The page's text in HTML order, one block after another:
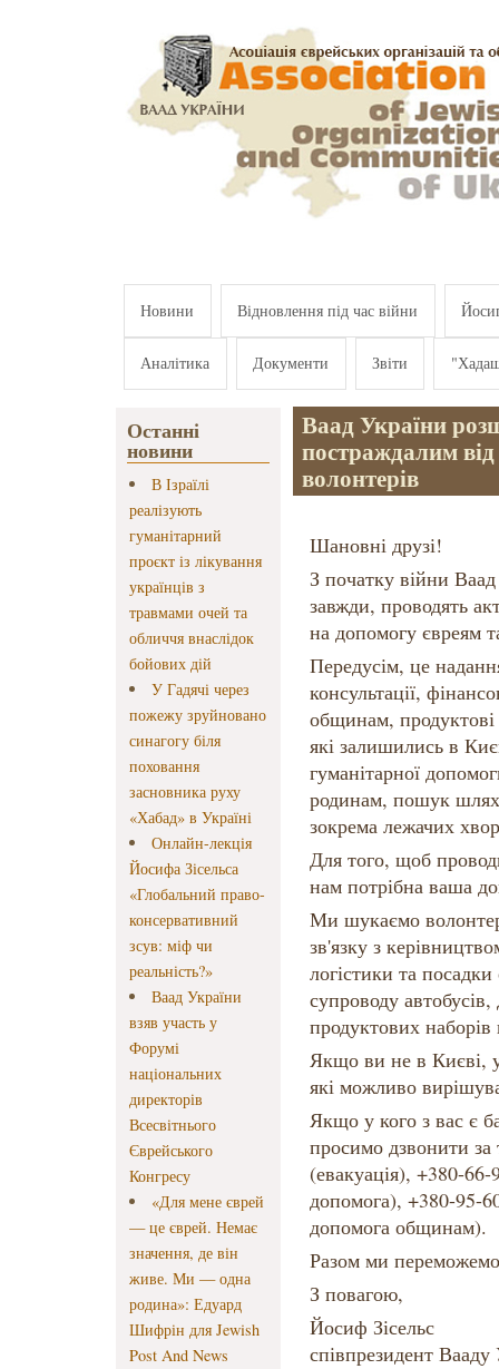
Новини Відновлення під час війни
Аналітика Документи Звіти
Останні
новини
В Ізраїлі
реалізують
гуманітарний
проєкт із лікування
українців з
травмами очей та
обличчя внаслідок
бойових дій
У Гадячі через
пожежу зруйновано
синагогу біля
поховання
засновника руху
«Хабад» в Україні
Онлайн-лекція
Йосифа Зісельса
«Глобальний право-
консервативний
зсув: міф чи
реальність?»
Ваад України
взяв участь у
Форумі
національних
директорів
Всесвітнього
Єврейського
Конгресу
«Для мене єврей
— це єврей. Немає
значення, де він
живе. Ми — одна
родина»: Едуард
Шифрін для Jewish
Post And News
Ваад України
постраждалим
волонтерів
Шановні друзі!
З початку війни
завжди, проводять
на допомогу євреям
Передусім, це
консультації,
общинам, продуктові
які залишились в
гуманітарної
родинам, пошук
зокрема лежачих
Для того, щоб
нам потрібна ваша
Ми шукаємо
зв'язку з
логістики та
супроводу
продуктових
Якщо ви не в Києві,
які можливо
Якщо у кого з вас є
просимо дзвонити
(евакуація), +380-66-
допомога), +380-95-
допомога общинам).
Разом ми
З повагою,
Йосиф Зісельс
співпрезидент